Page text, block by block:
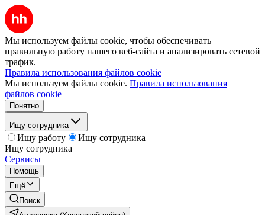
Мы используем файлы cookie, чтобы обеспечивать
правильную работу нашего веб-сайта и анализировать сетевой
трафик.
Правила использования файлов cookie
Мы используем файлы cookie. Правила использования
файлов cookie
Понятно
Ищу сотрудника
Ищу работу
Ищу сотрудника
Ищу сотрудника
Сервисы
Помощь
Ещё
Поиск